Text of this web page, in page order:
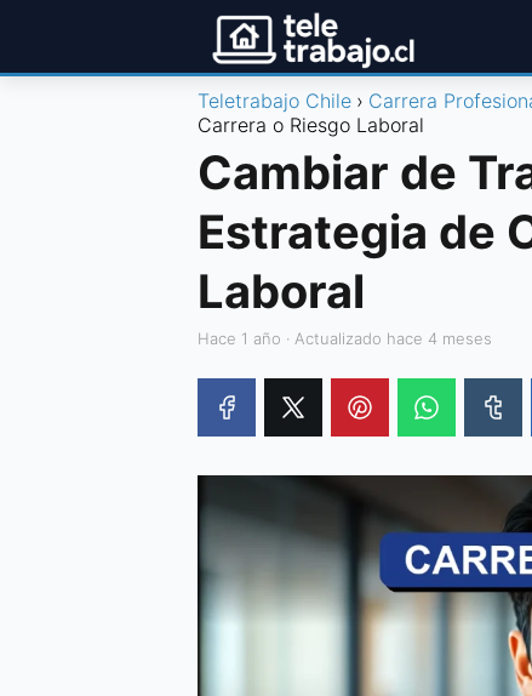
Teletrabajo Chile Carrera
Carrera o Riesgo Laboral
Cambiar de
Estrategia de
Laboral
hace 1 año · Actualizado hace 4 meses